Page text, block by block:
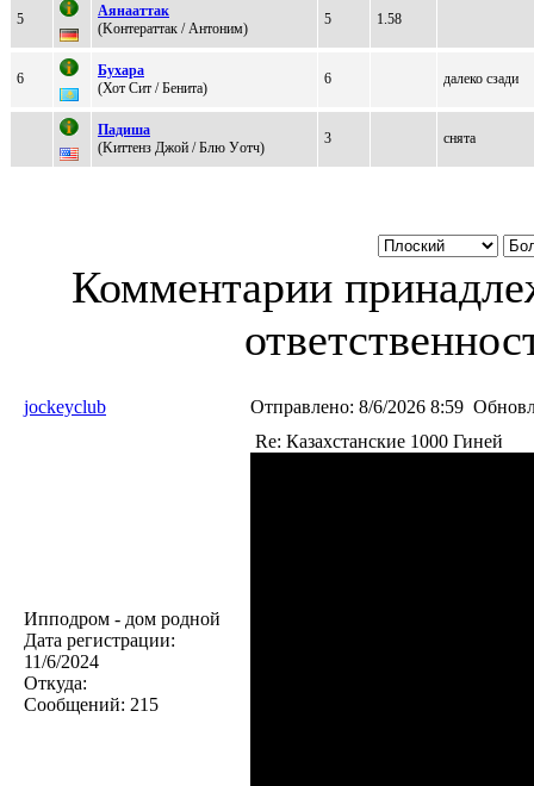
5
Аянaaттaк
(Koнтeраттак / Aнтоним)
5 1.58
6
Бухара
(Хот Сит / Бeнита)
6 далеко сзади
Пaдишa
(Kиттенз Джой / Блю Уoтч)
3 снята
Комментарии
jockeyclub Отправлено: 8/6/2026 8:59
Ипподром - дом родной
Дата регистрации:
11/6/2024
Откуда:
Сообщений: 215
Re: Казахстанские 1000 Гиней